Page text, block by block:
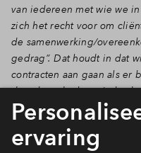
van iedereen met wie we
zich het recht voor om
de samenwerking/
gedrag”. Dat houdt in dat
contracten aan gaan als er
de volgende thema’s:
discriminatie, misbruik van
dergelijke acties of gedrag
neemt BPD passende